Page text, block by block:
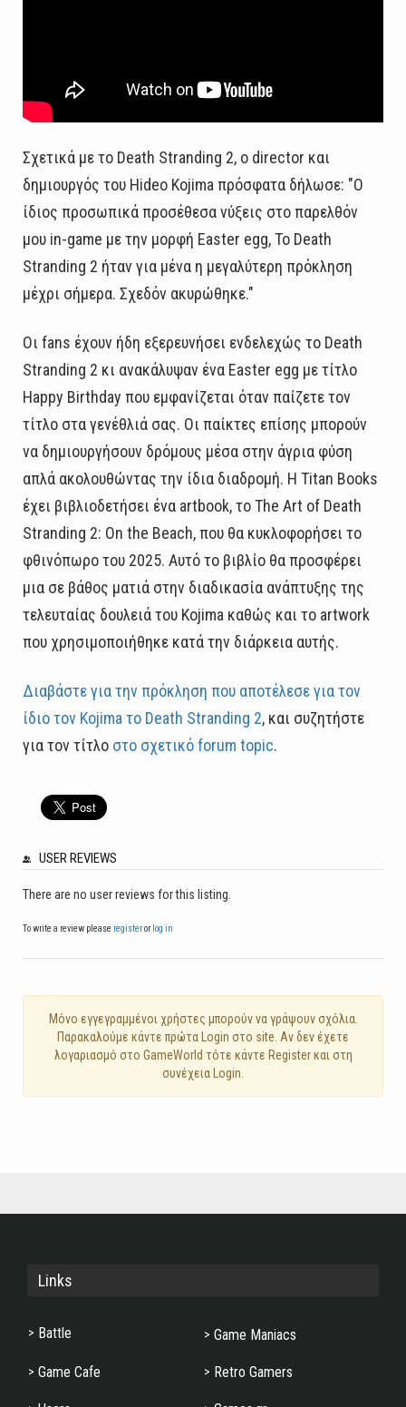
Σχετικά με το Death Stranding 2, ο director και
δημιουργός του Hideo Kojima πρόσφατα δήλωσε: "Ο
ίδιος προσωπικά προσέθεσα νύξεις στο παρελθόν
μου in-game με την μορφή Easter egg, Το Death
Stranding 2 ήταν για μένα η μεγαλύτερη πρόκληση
μέχρι σήμερα. Σχεδόν ακυρώθηκε."
Οι fans έχουν ήδη εξερευνήσει ενδελεχώς το Death
Stranding 2 κι ανακάλυψαν ένα Easter egg με τίτλο
Happy Birthday που εμφανίζεται όταν παίζετε τον
τίτλο στα γενέθλιά σας. Οι παίκτες επίσης μπορούν
να δημιουργήσουν δρόμους μέσα στην άγρια φύση
απλά ακολουθώντας την ίδια διαδρομή. Η Titan Books
έχει βιβλιοδετήσει ένα artbook, το The Art of Death
Stranding 2: On the Beach, που θα κυκλοφορήσει το
φθινόπωρο του 2025. Αυτό το βιβλίο θα προσφέρει
μια σε βάθος ματιά στην διαδικασία ανάπτυξης της
τελευταίας δουλειά του Kojima καθώς και το artwork
που χρησιμοποιήθηκε κατά την διάρκεια αυτής.
Διαβάστε για την πρόκληση που αποτέλεσε για τον
ίδιο τον Kojima το Death Stranding 2, και συζητήστε
για τον τίτλο στο σχετικό forum topic.
USER REVIEWS
There are no user reviews for this listing.
To write a review please registeror log in
Mόνο εγγεγραμμένοι χρήστες μπορούν να γράψουν σχόλια.
Παρακαλούμε κάντε πρώτα Login στο site. Αν δεν έχετε
λογαριασμό στο GameWorld τότε κάντε Register και στη
συνέχεια Login.
Links
Battle Game Maniacs
Game Cafe Retro Gamers